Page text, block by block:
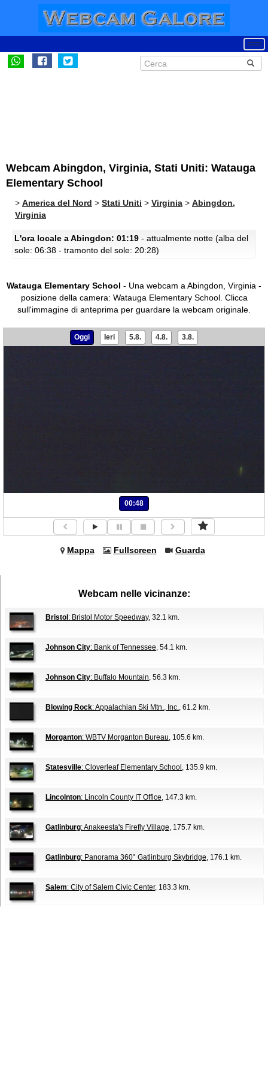
Webcam Abingdon, Virginia, Stati Uniti: Watauga
Elementary School
> America del Nord > Stati Uniti > Virginia > Abingdon,
Virginia
L'ora locale a Abingdon: 01:19 - attualmente notte (alba del
sole: 06:38 - tramonto del sole: 20:28)
Watauga Elementary School - Una webcam a Abingdon, Virginia -
posizione della camera: Watauga Elementary School. Clicca
sull'immagine di anteprima per guardare la webcam originale.
Oggi Ieri 5.8. 4.8. 3.8.
00:48
Mappa Fullscreen Guarda
Webcam nelle vicinanze:
Bristol : Bristol Motor Speedway, 32.1 km.
Johnson City: Bank of Tennessee, 54.1 km.
Johnson City: Buffalo Mountain, 56.3 km.
Blowing Rock: Appalachian Ski Mtn., Inc., 61.2 km.
Morganton: WBTV Morganton Bureau, 105.6 km.
Statesville: Cloverleaf Elementary School , 135.9 km.
Lincolnton: Lincoln County IT Office, 147.3 km.
Gatlinburg: Anakeesta's Firefly Village, 175.7 km.
Gatlinburg: Panorama 360° Gatlinburg Skybridge, 176.1 km.
Salem: City of Salem Civic Center, 183.3 km.